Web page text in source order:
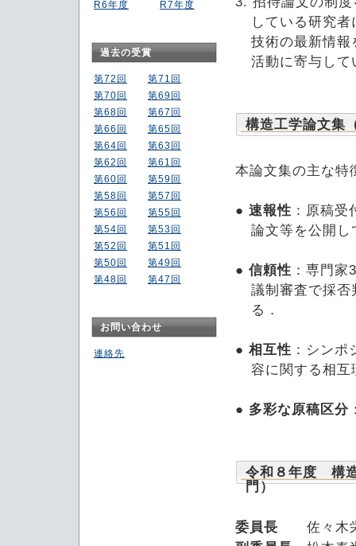
している研究
技術の最新情報
活動に寄与して
構造工学論文集
本論文集の主な特
● 速報性 ：原稿
論文等を公開し
● 信頼性 ：専門
議制審査で採否
る．
● 相互性 ：シン
容に関する相互
● 多彩な原稿区分
令和８年度 構
門）
委員長 佐々木栄
R6年度
R7年度
過去の受賞
第72回
第71回
第70回
第69回
第68回
第67回
第66回
第65回
第64回
第63回
第62回
第61回
第60回
第59回
第58回
第57回
第56回
第55回
第54回
第53回
第52回
第51回
第50回
第49回
第48回
第47回
お問い合わせ
連絡先